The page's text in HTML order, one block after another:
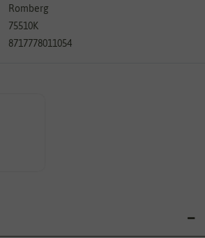
Romberg
75510K
8717778011054